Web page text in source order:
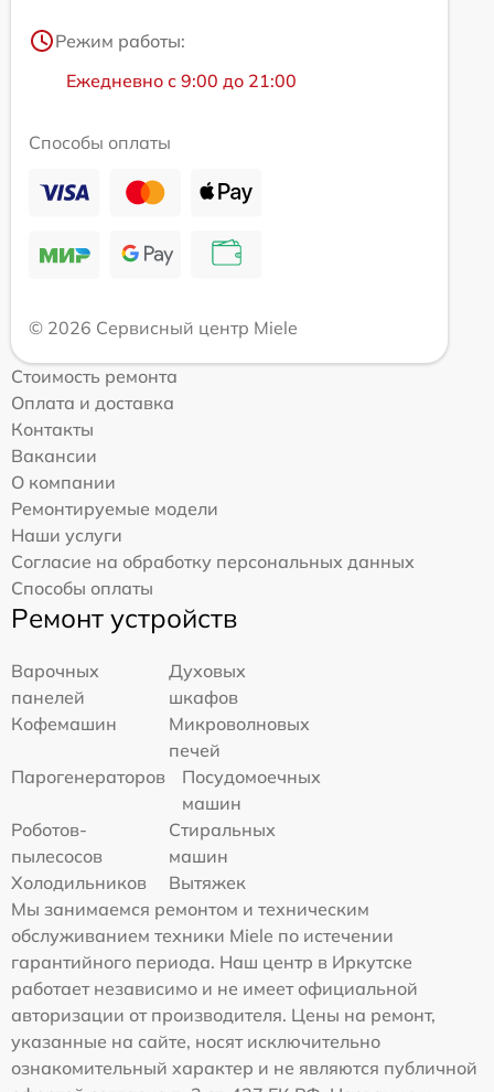
Режим работы:
Ежедневно с 9:00 до 21:00
Способы оплаты
© 2026 Сервисный центр Miele
Стоимость ремонта
Оплата и доставка
Контакты
Вакансии
О компании
Ремонтируемые модели
Наши услуги
Согласие на обработку персональных данных
Способы оплаты
Ремонт устройств
Варочных
панелей
Духовых
шкафов
Кофемашин
Микроволновых
печей
Парогенераторов
Посудомоечных
машин
Роботов-
пылесосов
Стиральных
машин
Холодильников
Вытяжек
Мы занимаемся ремонтом и техническим
обслуживанием техники Miele по истечении
гарантийного периода. Наш центр в Иркутске
работает независимо и не имеет официальной
авторизации от производителя. Цены на ремонт,
указанные на сайте, носят исключительно
ознакомительный характер и не являются публичной